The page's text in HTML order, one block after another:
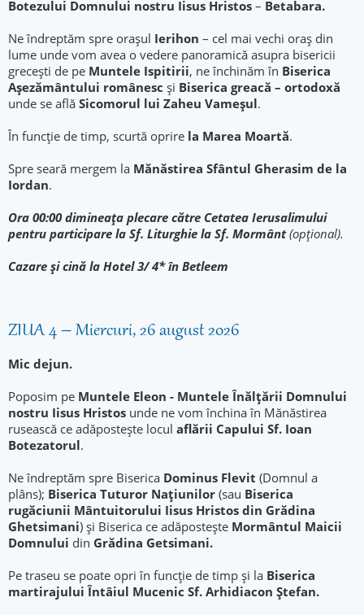
Botezului Domnului nostru Iisus Hristos – Betabara.
Ne îndreptăm spre oraşul Ierihon – cel mai vechi oraş din
lume unde vom avea o vedere panoramică asupra bisericii
grecești de pe Muntele Ispitirii, ne închinăm în Biserica
Aşezământului românesc și Biserica greacă – ortodoxă
unde se află Sicomorul lui Zaheu Vameșul.
În funcție de timp, scurtă oprire la Marea Moartă.
Spre seară mergem la Mănăstirea Sfântul Gherasim de la
Iordan.
Ora 00:00 dimineața plecare către Cetatea Ierusalimului
pentru participare la Sf. Liturghie la Sf. Mormânt(opțional).
Cazare şi cină la Hotel 3/ 4* în Betleem
ZIUA 4 – Miercuri, 26 august 2026
Mic dejun.
Poposim pe Muntele Eleon - Muntele Înălţării Domnului
nostru Iisus Hristos unde ne vom închina în Mănăstirea
rusească ce adăpostește locul aflării Capului Sf. Ioan
Botezatorul.
Ne îndreptăm spre Biserica Dominus Flevit (Domnul a
plâns); Biserica Tuturor Naţiunilor (sau Biserica
rugăciunii Mântuitorului Iisus Hristos din Grădina
Ghetsimani) şi Biserica ce adăpostește Mormântul Maicii
Domnului din Grădina Getsimani.
Pe traseu se poate opri în funcție de timp și la Biserica
martirajului Întâiul Mucenic Sf. Arhidiacon Ștefan.